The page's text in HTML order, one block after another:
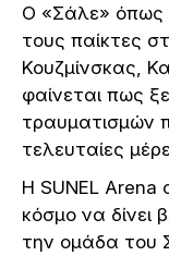
Ο «Σάλε» όπως
τους παίκτες
Κουζμίνσκας,
φαίνεται πως
τραυματισμών
τελευταίες
Η SUNEL Arena
κόσμο να δίνει
την ομάδα του